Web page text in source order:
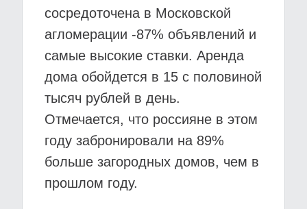
сосредоточена в Московской
агломерации -87% объявлений и
самые высокие ставки. Аренда
дома обойдется в 15 с половиной
тысяч рублей в день.
Отмечается, что россияне в этом
году забронировали на 89%
больше загородных домов, чем в
прошлом году.